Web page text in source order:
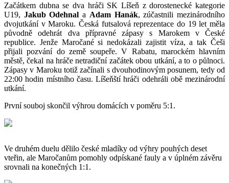
Začátkem dubna se dva hráči SK Líšeň z dorostenecké kategorie
U19, Jakub Odehnal a Adam Hanák, zúčastnili mezinárodního
dvojutkání v Maroku. Česká futsalová reprezentace do 19 let měla
původně odehrát dva přípravné zápasy s Marokem v České
republice. Jenže Maročané si nedokázali zajistit víza, a tak Češi
přijali pozvání do země soupeře. V Rabatu, marockém hlavním
městě, čekal na hráče netradiční začátek obou utkání, a to o půlnoci.
Zápasy v Maroku totiž začínali s dvouhodinovým posunem, tedy od
22:00 hodin místního času. Líšeňští hráči odehráli obě mezinárodní
utkání.
První souboj skončil výhrou domácích v poměru 5:1.
Ve druhém duelu dělilo české mladíky od výhry pouhých deset
vteřin, ale Maročanům pomohly odpískané fauly a v úplném závěru
srovnali na konečných 1:1.